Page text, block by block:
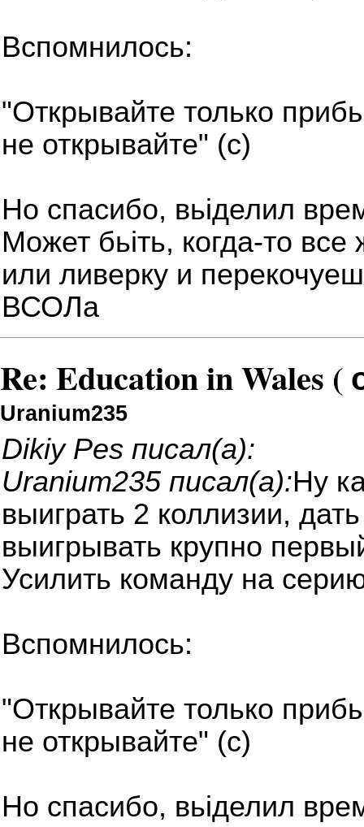
Вспомнилось:
"Открывайте только
не открывайте" (с)
Но спасибо, вьіделил
Может бьіть, когда-то
или ливерку и
ВСОЛа
Re: Education in Wales
Uranium235
Dikiy Pes писал(а):
Uranium235 писал(а):Ну
выиграть 2 коллизии,
выигрывать крупно
Усилить команду на
Вспомнилось:
"Открывайте только
не открывайте" (с)
Но спасибо, вьіделил